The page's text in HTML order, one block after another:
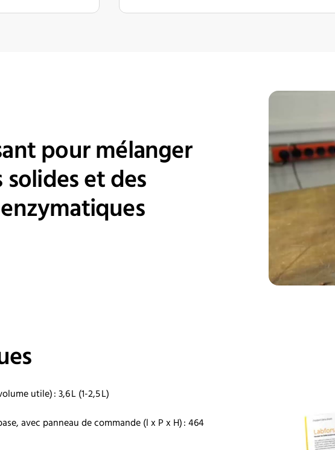
pour mélanger
et des
utile) : 3,6 L (1-2,5 L)
avec panneau de commande (l x P x H) : 464